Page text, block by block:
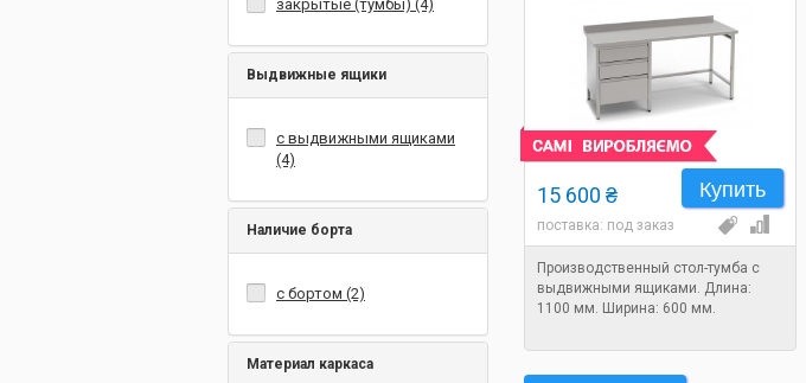
Купить
15 600 ₴
поставка: под заказ
Производственный стол-тумба с
выдвижными ящиками. Длина:
1100 мм. Ширина: 600 мм.
закрытые (тумбы) (4)
Выдвижные ящики
с выдвижными ящиками
(4)
Наличие борта
с бортом (2)
Материал каркаса